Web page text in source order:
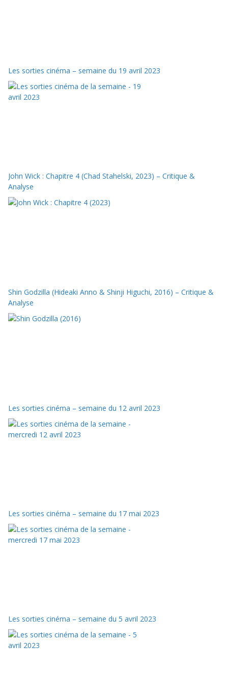
Les sorties cinéma – semaine du 19 avril 2023
John Wick : Chapitre 4 (Chad Stahelski, 2023) – Critique &
Analyse
Shin Godzilla (Hideaki Anno & Shinji Higuchi, 2016) – Critique &
Analyse
Les sorties cinéma – semaine du 12 avril 2023
Les sorties cinéma – semaine du 17 mai 2023
Les sorties cinéma – semaine du 5 avril 2023